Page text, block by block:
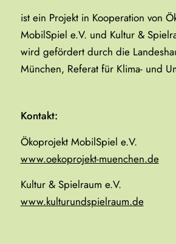
ist ein Projekt in Kooperation von
MobilSpiel e.V. und Kultur &
wird gefördert durch die
München, Referat für Klima- und
Kontakt:
Ökoprojekt MobilSpiel e.V.
www.oekoprojekt-muenchen.de
Kultur & Spielraum e.V.
www.kulturundspielraum.de